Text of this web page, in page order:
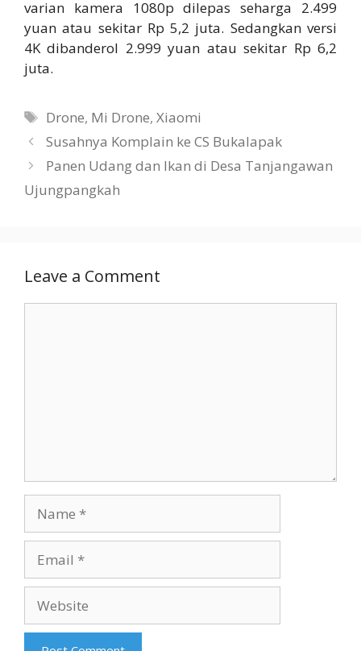
varian kamera 1080p dilepas seharga 2.499
yuan atau sekitar Rp 5,2 juta. Sedangkan versi
4K dibanderol 2.999 yuan atau sekitar Rp 6,2
juta.
Tags
Drone, Mi Drone,Xiaomi
Susahnya Komplain ke CS Bukalapak
Panen Udang dan Ikan di Desa Tanjangawan
Ujungpangkah
Leave a Comment